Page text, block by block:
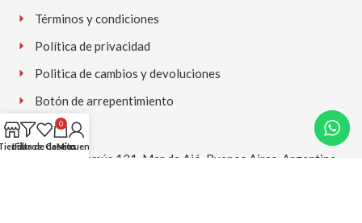
Términos y condiciones
Política de privacidad
Politica de cambios y devoluciones
Botón de arrepentimiento
Contacto
Av. Chascomús 121, Mar de Ajó, Buenos Aires, Argentina
Filtros
Lista de deseos
0
Carrito
Mi cuenta